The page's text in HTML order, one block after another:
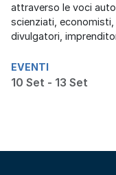
attraverso le voci
scienziati,
divulgatori,
EVENTI
10 Set - 13 Set